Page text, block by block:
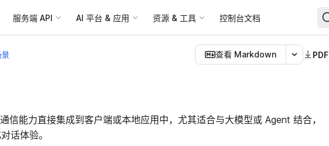
服务端 API AI 平台 & 应用 资源 & 工具 控制台文档
查看 Markdown PDF
信能力直接集成到客户端或本地应用中，尤其适合与大模型或 Agent 结合，
话体验。